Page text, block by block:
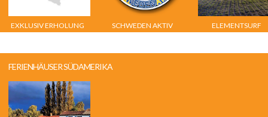
EXKLUSIV ERHOLUNG
SCHWEDEN AKTIV
ELEMENTSURF
FERIENHÄUSER SÜDAMERIKA